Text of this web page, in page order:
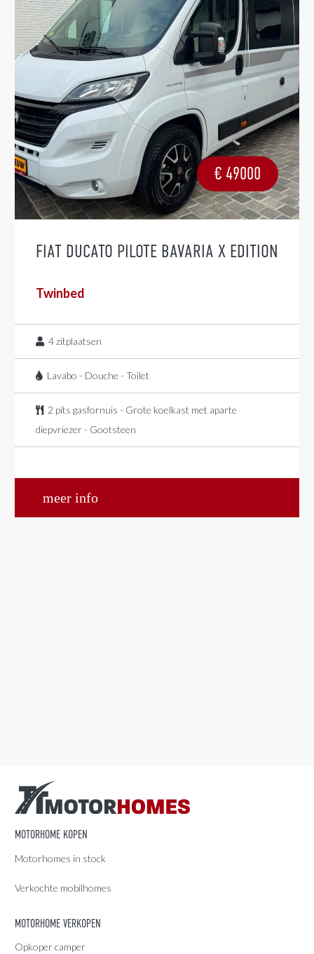
€ 49000
FIAT DUCATO PILOTE BAVARIA X EDITION
Twinbed
4zitplaatsen
Lavabo - Douche - Toilet
2 pits gasfornuis - Grote koelkast met aparte
diepvriezer - Gootsteen
meer info
MOTORHOME KOPEN
Motorhomes in stock
Verkochte mobilhomes
MOTORHOME VERKOPEN
Opkoper camper